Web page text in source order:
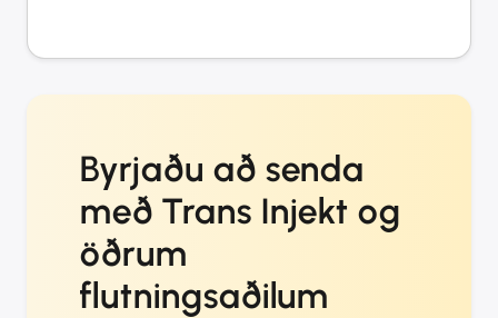
Byrjaðu að senda
með Trans Injekt og
öðrum
flutningsaðilum